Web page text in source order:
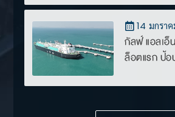
สาธารณูปโภค 4 ปีซ้
เวที ASEAN
14 มกรา
กัลฟ์ แอลเอ็
ล็อตแรก ป้อนโรงไฟฟ้าก๊าซ
นโยบายเปิด